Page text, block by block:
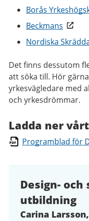
Borås
Beckmans
Nordiska
Det finns dessutom
att söka till. Hör
yrkesvägledare med
och yrkesdrömmar.
Ladda ner
Programblad för
Design-
utbildning
Carina